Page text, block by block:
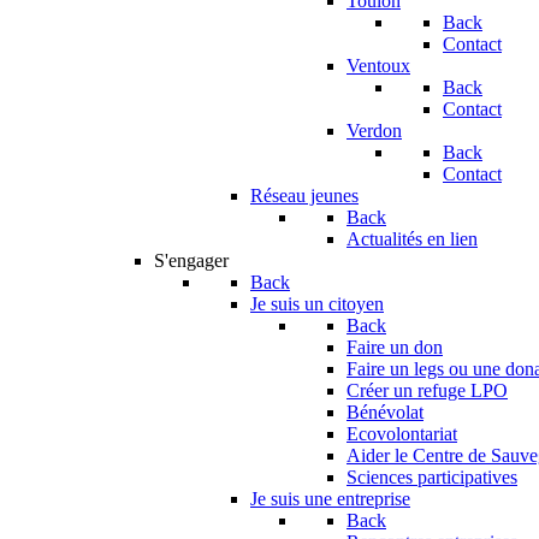
Back
Contact
Ventoux
Back
Contact
Verdon
Back
Contact
Réseau jeunes
Back
Actualités en lien
S'engager
Back
Je suis un citoyen
Back
Faire un don
Faire un legs ou une
Créer un refuge LPO
Bénévolat
Ecovolontariat
Aider le Centre de
Sciences participatives
Je suis une entreprise
Back